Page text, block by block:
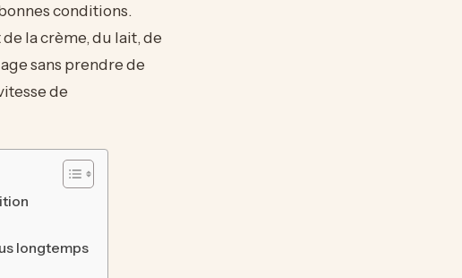
conditions.
la crème, du lait, de
sans prendre de
de
longtemps